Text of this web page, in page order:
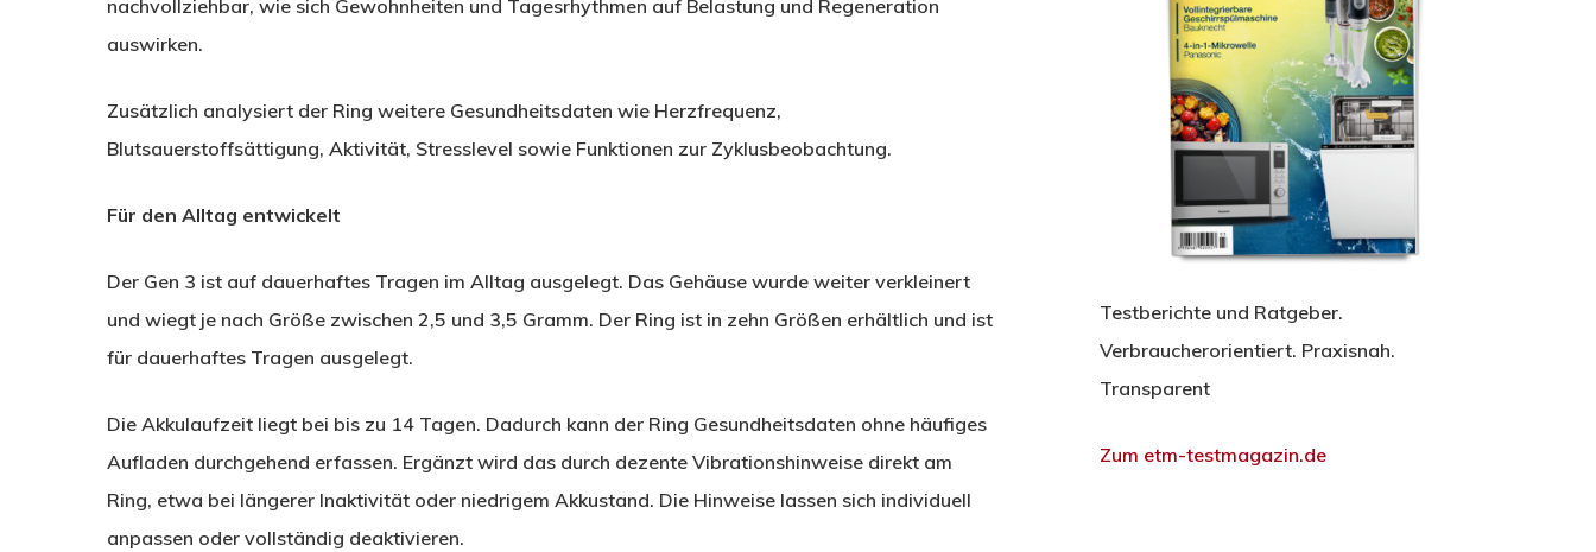
nachvollziehbar, wie sich Gewohnheiten und Tagesrhythmen auf Belastung und Regeneration
auswirken.
Zusätzlich analysiert der Ring weitere Gesundheitsdaten wie Herzfrequenz,
Blutsauerstoffsättigung, Aktivität, Stresslevel sowie Funktionen zur Zyklusbeobachtung.
Für den Alltag entwickelt
Der Gen 3 ist auf dauerhaftes Tragen im Alltag ausgelegt. Das Gehäuse wurde weiter verkleinert
und wiegt je nach Größe zwischen 2,5 und 3,5 Gramm. Der Ring ist in zehn Größen erhältlich und ist
für dauerhaftes Tragen ausgelegt.
Die Akkulaufzeit liegt bei bis zu 14 Tagen. Dadurch kann der Ring Gesundheitsdaten ohne häufiges
Aufladen durchgehend erfassen. Ergänzt wird das durch dezente Vibrationshinweise direkt am
Ring, etwa bei längerer Inaktivität oder niedrigem Akkustand. Die Hinweise lassen sich individuell
anpassen oder vollständig deaktivieren.
Testberichte und Ratgeber.
Verbraucherorientiert. Praxisnah.
Transparent
Zum etm-testmagazin.de